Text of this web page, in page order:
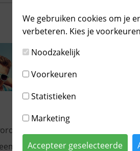
We gebruiken cookies om je
verbeteren. Kies je
Noodzakelijk
Voorkeuren
Statistieken
Marketing
Accepteer geselecteerde